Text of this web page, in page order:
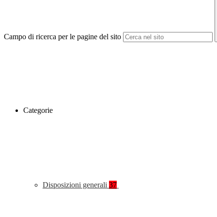
Campo di ricerca per le pagine del sito
Categorie
Disposizioni generali 37